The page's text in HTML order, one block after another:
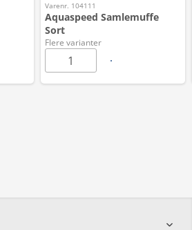
Varenr. 104111
Aquaspeed Samlemuffe
Sort
Flere varianter